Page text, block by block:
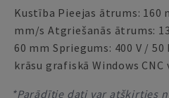
Kustība Pieejas ātrums: 160
mm/s Atgriešanās ātrums:
60 mm Spriegums: 400 V /
krāsu grafiskā Windows CNC
*Parādītie dati var atšķirties